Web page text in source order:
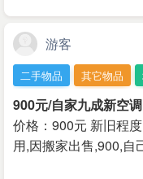
游客
二手物品 其它物品
900元/自家九成新空
价格：900元 新旧程
用,因搬家出售,900,自